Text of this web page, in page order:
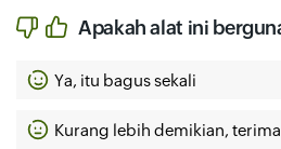
Apakah alat ini
Ya, itu bagus sekali
Kurang lebih demikian,